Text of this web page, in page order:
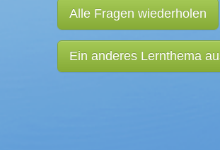
Alle Fragen wiederholen
Ein anderes Lernthema